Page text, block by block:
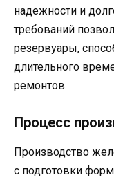
надежности и
требований
резервуары,
длительного
ремонтов.
Процесс
Производство
с подготовки